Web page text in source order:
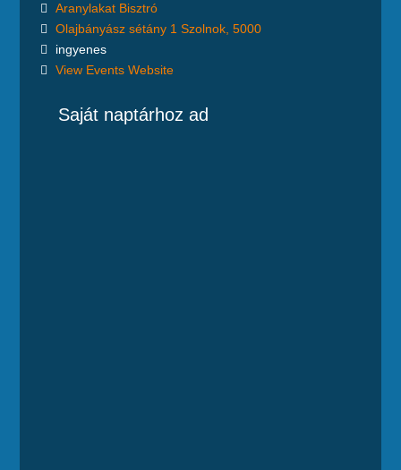
Aranylakat Bisztró
Olajbányász sétány 1 Szolnok, 5000
ingyenes
View Events Website
Saját naptárhoz ad